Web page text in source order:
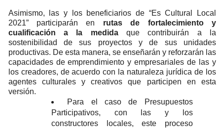
Asimismo, las y los beneficiarios de “Es Cultural Local
2021” participarán en rutas de fortalecimiento y
cualificación a la medida que contribuirán a la
sostenibilidad de sus proyectos y de sus unidades
productivas. De esta manera, se enseñarán y reforzarán las
capacidades de emprendimiento y empresariales de las y
los creadores, de acuerdo con la naturaleza jurídica de los
agentes culturales y creativos que participen en esta
versión.
Para el caso de Presupuestos
Participativos, con las y los
constructores locales, este proceso